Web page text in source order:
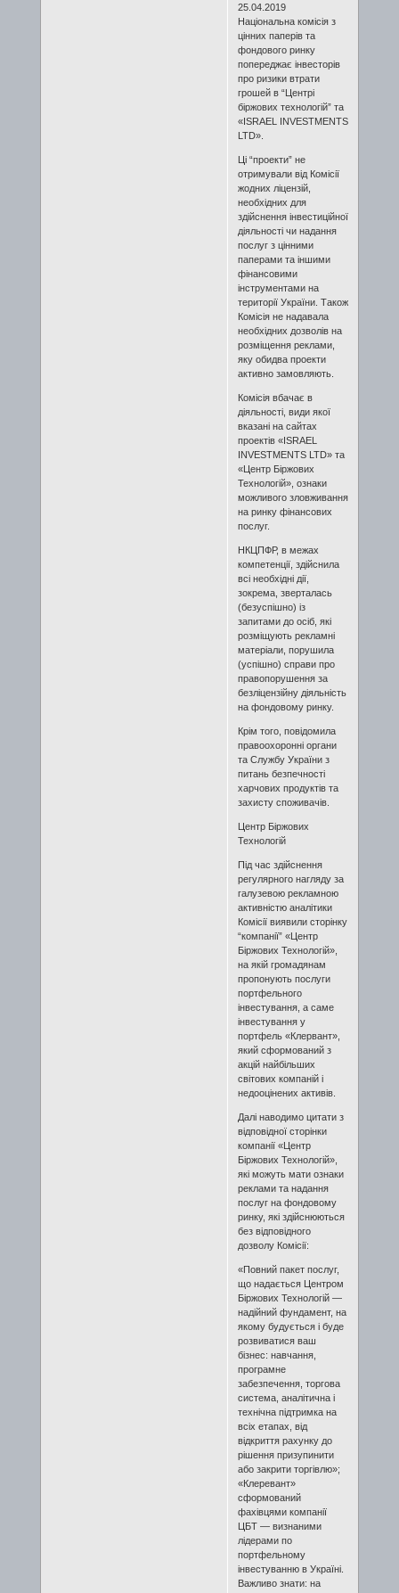
25.04.2019
Національна комісія з
цінних паперів та
фондового ринку
попереджає інвесторів
про ризики втрати
грошей в “Центрі
біржових технологій” та
«ISRAEL INVESTMENTS
LTD».
Ці “проекти” не
отримували від Комісії
жодних ліцензій,
необхідних для
здійснення інвестиційної
діяльності чи надання
послуг з цінними
паперами та іншими
фінансовими
інструментами на
території України. Також
Комісія не надавала
необхідних дозволів на
розміщення реклами,
яку обидва проекти
активно замовляють.
Комісія вбачає в
діяльності, види якої
вказані на сайтах
проектів «ISRAEL
INVESTMENTS LTD» та
«Центр Біржових
Технологій», ознаки
можливого зловживання
на ринку фінансових
послуг.
НКЦПФР, в межах
компетенції, здійснила
всі необхідні дії,
зокрема, зверталась
(безуспішно) із
запитами до осіб, які
розміщують рекламні
матеріали, порушила
(успішно) справи про
правопорушення за
безліцензійну діяльність
на фондовому ринку.
Крім того, повідомила
правоохоронні органи
та Службу України з
питань безпечності
харчових продуктів та
захисту споживачів.
Центр Біржових
Технологій
Під час здійснення
регулярного нагляду за
галузевою рекламною
активністю аналітики
Комісії виявили сторінку
“компанії” «Центр
Біржових Технологій»,
на якій громадянам
пропонують послуги
портфельного
інвестування, а саме
інвестування у
портфель «Клервант»,
який сформований з
акцій найбільших
світових компаній і
недооцінених активів.
Далі наводимо цитати з
відповідної сторінки
компанії «Центр
Біржових Технологій»,
які можуть мати ознаки
реклами та надання
послуг на фондовому
ринку, які здійснюються
без відповідного
дозволу Комісії:
«Повний пакет послуг,
що надається Центром
Біржових Технологій —
надійний фундамент, на
якому будується і буде
розвиватися ваш
бізнес: навчання,
програмне
забезпечення, торгова
система, аналітична і
технічна підтримка на
всіх етапах, від
відкриття рахунку до
рішення призупинити
або закрити торгівлю»;
«Клеревант»
сформований
фахівцями компанії
ЦБТ — визнаними
лідерами по
портфельному
інвестуванню в Україні.
Важливо знати: на